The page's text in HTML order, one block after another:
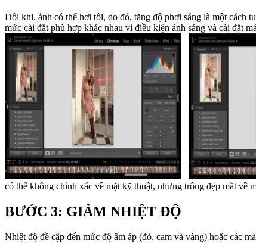
Đôi khi, ảnh có thể hơi tối, do đó, tăng độ phơi sáng là một cách
có thể không chính xác về mặt kỹ thuật, nhưng trông đẹp mắt về
BƯỚC 3: GIẢM NHIỆT ĐỘ
Nhiệt độ đề cập đến mức độ ấm áp (đỏ, cam và vàng) hoặc các